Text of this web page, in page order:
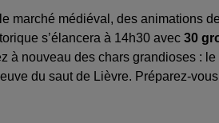
marché médiéval, des animations
s’élancera à 14h30 avec 30
à nouveau des chars grandioses :
du saut de Lièvre. Préparez-